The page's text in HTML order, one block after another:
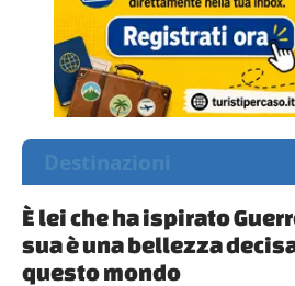
Destinazioni
È lei che ha ispirato
sua è una bellezza
questo mondo